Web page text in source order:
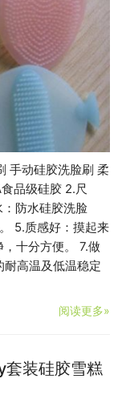
手动硅胶洗脸刷 柔
品级硅胶 2.尺
防水硅胶洗脸
5.质感好：摸起来
十分方便。 7.做
高温及低温稳定
阅读更多»
装硅胶雪糕